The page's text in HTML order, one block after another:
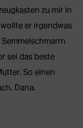
zu mir in
er irgendwas
sei das beste
So einen
Dana.